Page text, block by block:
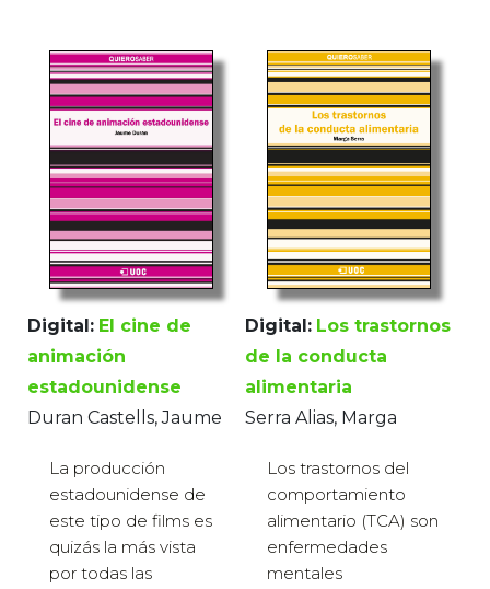
Digital: El cine de
animación
estadounidense
Duran Castells, Jaume
La producción
estadounidense de
este tipo de films es
quizás la más vista
por todas las
Digital: Los trastornos
de la conducta
alimentaria
Serra Alias, Marga
Los trastornos del
comportamiento
alimentario (TCA) son
enfermedades
mentales